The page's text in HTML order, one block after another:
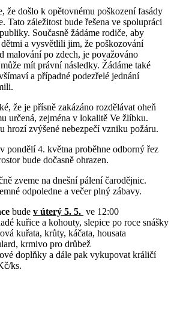
že došlo k opětovnému poškození fasády
Tato záležitost bude řešena ve spolupráci
Současně žádáme rodiče, aby
a vysvětlili jim, že poškozování
malování po zdech, je považováno
mít právní následky. Žádáme také
a případné podezřelé jednání
že je přísně zakázáno rozdělávat oheň
určená, zejména v lokalitě Ve žlíbku.
hrozí zvýšené nebezpečí vzniku požáru.
pondělí 4. května proběhne odborný řez
bude dočasně ohrazen.
zveme na dnešní pálení čarodějnic.
odpoledne a večer plný zábavy.
bude v úterý 5. 5. ve 12:00
kuřice a kohouty, slepice po roce snášky
kuřata, krůty, káčata, housata
krmivo pro drůbež
doplňky a dále pak vykupovat králičí
ks.